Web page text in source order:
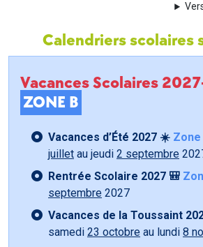
Calendriers scolaires
Vacances Scolaires
ZONE B
Vacances d’Été 2027 ☀️ Zone
juillet au jeudi 2 septembre
Rentrée Scolaire 2027 🎒
septembre 2027
Vacances de la Toussaint
samedi 23 octobre au lundi 8